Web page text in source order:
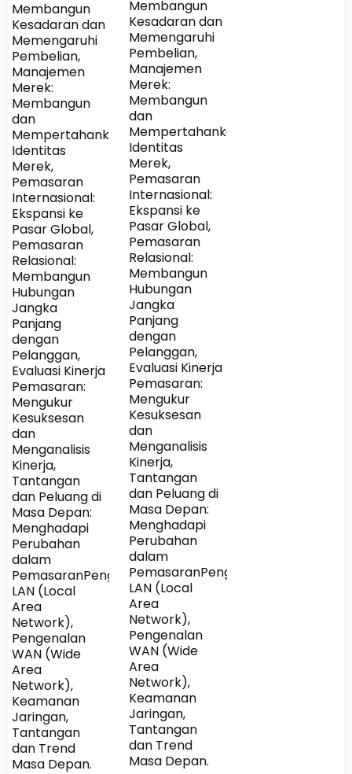
Membangun
Kesadaran dan
Memengaruhi
Pembelian,
Manajemen
Merek:
Membangun
dan
Mempertahankan
Identitas
Merek,
Pemasaran
Internasional:
Ekspansi ke
Pasar Global,
Pemasaran
Relasional:
Membangun
Hubungan
Jangka
Panjang
dengan
Pelanggan,
Evaluasi Kinerja
Pemasaran:
Mengukur
Kesuksesan
dan
Menganalisis
Kinerja,
Tantangan
dan Peluang di
Masa Depan:
Menghadapi
Perubahan
dalam
PemasaranPengenalan
LAN (Local
Area
Network),
Pengenalan
WAN (Wide
Area
Network),
Keamanan
Jaringan,
Tantangan
dan Trend
Masa Depan.
Membangun
Kesadaran dan
Memengaruhi
Pembelian,
Manajemen
Merek:
Membangun
dan
Mempertahankan
Identitas
Merek,
Pemasaran
Internasional:
Ekspansi ke
Pasar Global,
Pemasaran
Relasional:
Membangun
Hubungan
Jangka
Panjang
dengan
Pelanggan,
Evaluasi Kinerja
Pemasaran:
Mengukur
Kesuksesan
dan
Menganalisis
Kinerja,
Tantangan
dan Peluang di
Masa Depan:
Menghadapi
Perubahan
dalam
PemasaranPengenalan
LAN (Local
Area
Network),
Pengenalan
WAN (Wide
Area
Network),
Keamanan
Jaringan,
Tantangan
dan Trend
Masa Depan.